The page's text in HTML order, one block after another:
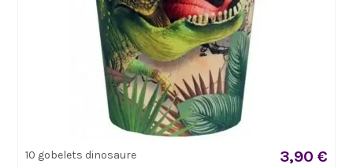
10 gobelets dinosaure 3,90 €